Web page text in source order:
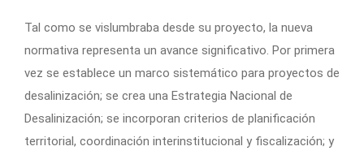
Tal como se vislumbraba desde su proyecto, la nueva
normativa representa un avance significativo. Por primera
vez se establece un marco sistemático para proyectos de
desalinización; se crea una Estrategia Nacional de
Desalinización; se incorporan criterios de planificación
territorial, coordinación interinstitucional y fiscalización; y